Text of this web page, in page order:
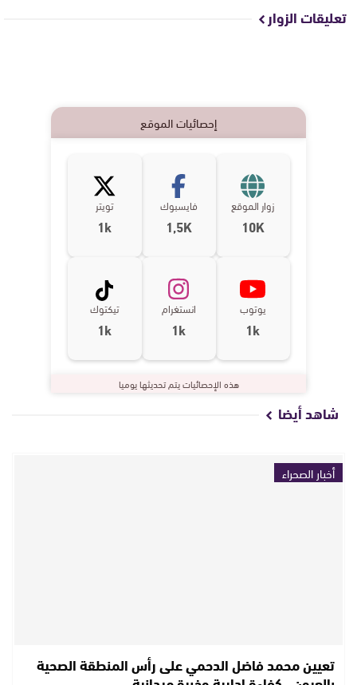
تعليقات الزوار
إحصائيات الموقع
زوار الموقع
10K
فايسبوك
1,5K
تويتر
1k
يوتوب
1k
انستغرام
1k
تيكتوك
1k
هذه الإحصائيات يتم تحديثها يوميا
شاهد أيضا
أخبار الصحراء
تعيين محمد فاضل الدحمي على رأس المنطقة الصحية